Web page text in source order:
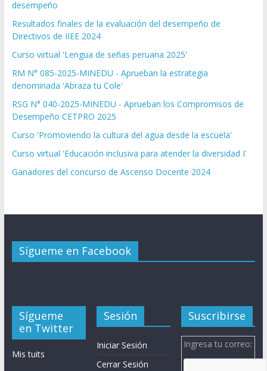
desempeño
Resultados finales de la evaluación del desempeño de
Directivos de IIEE 2024
Curso virtual 'Lengua de señas peruana 2025'
RM N° 085-2025-MINEDU - Aprueban la estrategia
denominada 'Abraza tu Cole'
RSG N° 040-2025-MINEDU - Aprueban los Compromisos de
Desempeño CETPRO 2025
Curso 'Promoviendo la cultura del agua desde la escuela'
Curso virtual 'Educación inclusiva para atender la diversidad I'
Ganadores del concurso de Ascenso Docente 2024
Sígueme en Facebook
Sígueme
en Twitter
Mis tuits
Sesión
Iniciar Sesión
Cerrar Sesión
Suscribirse
Ingresa tu correo: